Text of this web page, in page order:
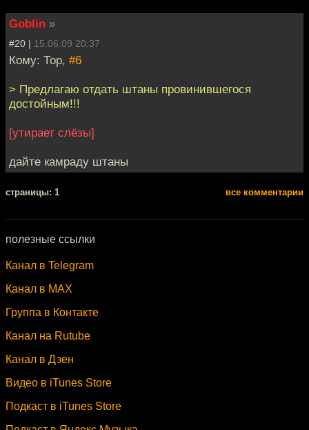
Goblin »
#20 | 15.06.09 20:37
Кому: Тор, #6
> Предлагаю отдать штаны провинившегося
достойным!!!
[утирает слёзы]
дайте камраду штаны
cтраницы: 1 все комментарии
полезные ссылки
Канал в Telegram
Канал в MAX
Группа в Контакте
Канал на Rutube
Канал в Дзен
Видео в iTunes Store
Подкаст в iTunes Store